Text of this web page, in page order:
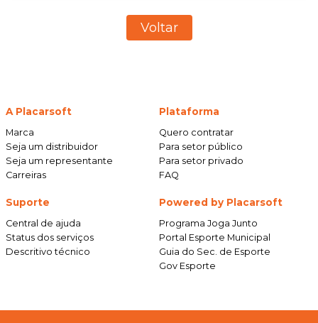
Voltar
A Placarsoft
Marca
Seja um distribuidor
Seja um representante
Carreiras
Plataforma
Quero contratar
Para setor público
Para setor privado
FAQ
Suporte
Central de ajuda
Status dos serviços
Descritivo técnico
Powered by Placarsoft
Programa Joga Junto
Portal Esporte Municipal
Guia do Sec. de Esporte
Gov Esporte